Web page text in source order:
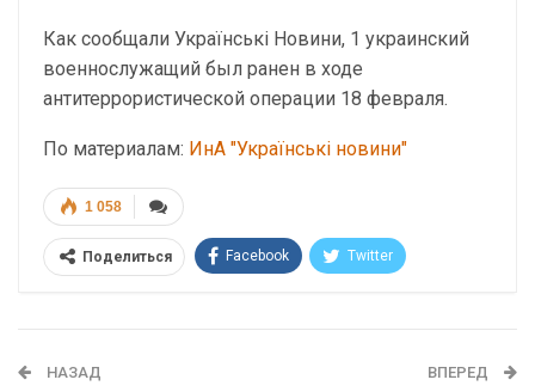
Как сообщали Українські Новини, 1 украинский
военнослужащий был ранен в ходе
антитеррористической операции 18 февраля.
По материалам: ИнА "Українські новини"
1 058
Поделиться Facebook Twitter
НАЗАД ВПЕРЕД